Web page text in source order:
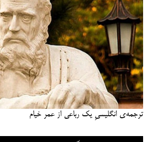
ترجمه‌ی انگلیسیِ یک رباعی از عمر خیام